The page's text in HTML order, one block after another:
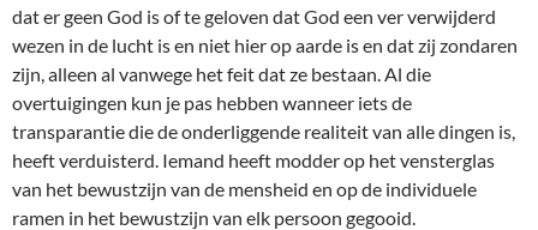
dat er geen God is of te geloven dat God een ver verwijderd
wezen in de lucht is en niet hier op aarde is en dat zij zondaren
zijn, alleen al vanwege het feit dat ze bestaan. Al die
overtuigingen kun je pas hebben wanneer iets de
transparantie die de onderliggende realiteit van alle dingen is,
heeft verduisterd. Iemand heeft modder op het vensterglas
van het bewustzijn van de mensheid en op de individuele
ramen in het bewustzijn van elk persoon gegooid.